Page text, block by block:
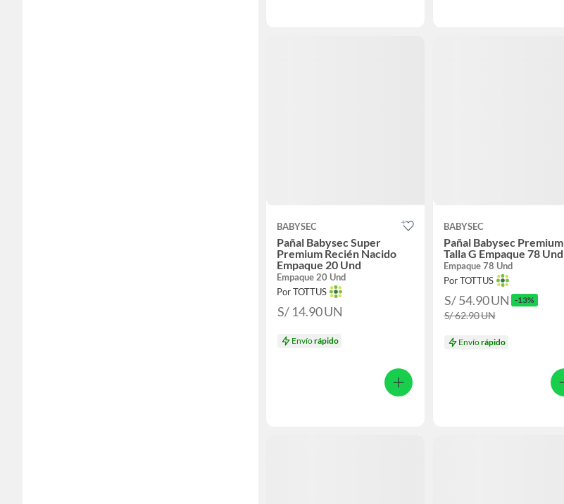
BABYSEC
Pañal Babysec Super
Premium Recién Nacido
Empaque 20 Und
Empaque 20 Und
Por TOTTUS
S/ 14.90UN
Envíorápido
BABYSEC
Pañal Babysec Premium
Talla G Empaque 78 Und
Empaque 78 Und
Por TOTTUS
S/ 54.90UN -13%
S/ 62.90UN
Envíorápido